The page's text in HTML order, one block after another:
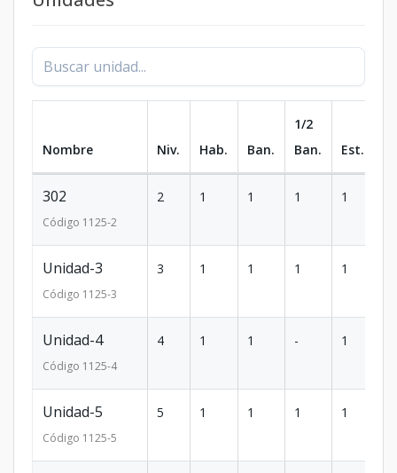
Nombre Niv. Hab. Ban.
1/2
Ban.
Est.
302
Código 1125-2
2 1 1 1 1
Unidad-3
Código 1125-3
3 1 1 1 1
Unidad-4
Código 1125-4
4 1 1 - 1
Unidad-5
Código 1125-5
5 1 1 1 1